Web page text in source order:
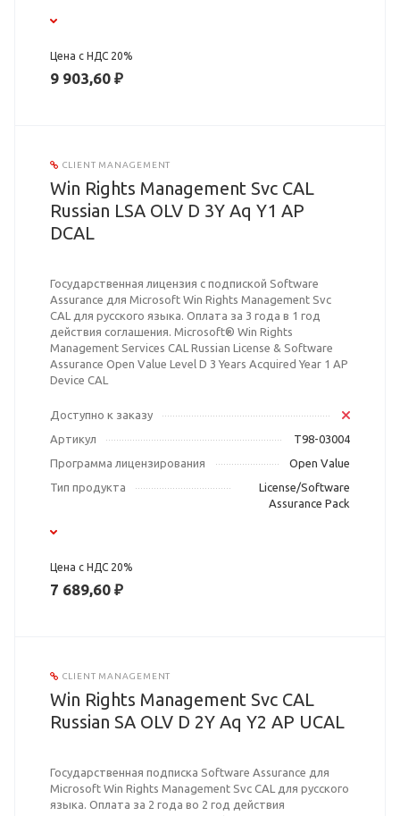
Цена с НДС 20%
9 903,60 ₽
CLIENT MANAGEMENT
Win Rights Management Svc CAL
Russian LSA OLV D 3Y Aq Y1 AP
DCAL
Государственная лицензия с подпиской Software
Assurance для Microsoft Win Rights Management Svc
CAL для русского языка. Оплата за 3 года в 1 год
действия соглашения. Microsoft® Win Rights
Management Services CAL Russian License & Software
Assurance Open Value Level D 3 Years Acquired Year 1 AP
Device CAL
Доступно к заказу
Артикул
T98-03004
Программа лицензирования
Open Value
Тип продукта
License/Software
Assurance Pack
Цена с НДС 20%
7 689,60 ₽
CLIENT MANAGEMENT
Win Rights Management Svc CAL
Russian SA OLV D 2Y Aq Y2 AP UCAL
Государственная подписка Software Assurance для
Microsoft Win Rights Management Svc CAL для русского
языка. Оплата за 2 года во 2 год действия